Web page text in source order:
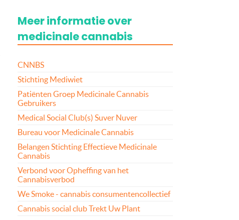
Meer informatie over
medicinale cannabis
CNNBS
Stichting Mediwiet
Patiënten Groep Medicinale Cannabis
Gebruikers
Medical Social Club(s) Suver Nuver
Bureau voor Medicinale Cannabis
Belangen Stichting Effectieve Medicinale
Cannabis
Verbond voor Opheffing van het
Cannabisverbod
We Smoke - cannabis consumentencollectief
Cannabis social club Trekt Uw Plant